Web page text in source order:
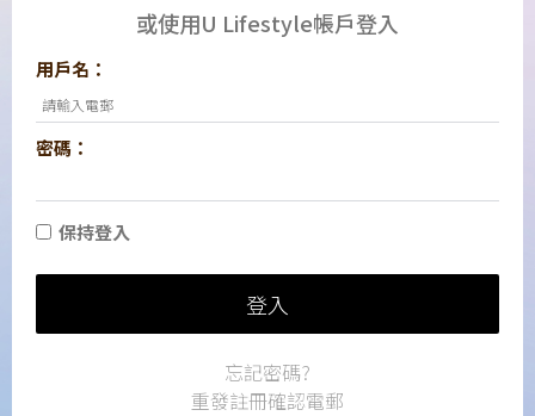
或使用U Lifestyle帳戶登入
用戶名：
密碼：
保持登入
登入
忘記密碼?
重發註冊確認電郵